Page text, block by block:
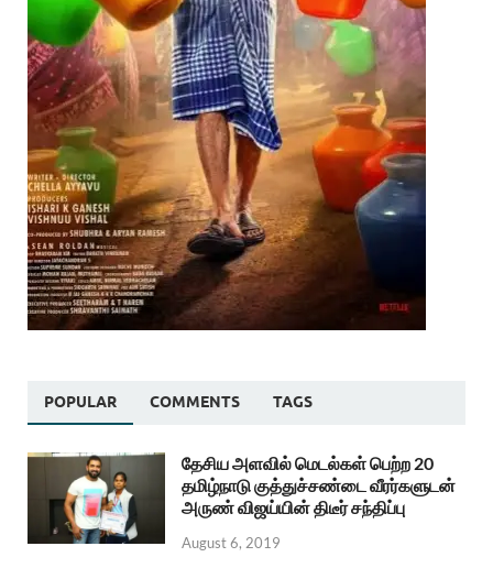
POPULAR COMMENTS TAGS
தேசிய அளவில் மெடல்கள் பெற்ற 20
தமிழ்நாடு குத்துச்சண்டை வீரர்களுடன்
அருண் விஜய்யின் திடீர் சந்திப்பு
August 6, 2019